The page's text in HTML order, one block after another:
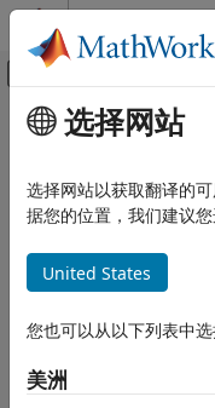
跳到内容
画布外导航菜
文档主页
Signal Processing Toolbox
平滑和去噪
Signal Processing Toolbox
描述性统计量
主要内容
求相关信号
三个不同位置的传感
号在不同时间到达分
将信号加载到
的传感器的编号。
选择网站
选择网站以获取翻译的
据您的位置，我们建议您
United States
您也可以从以下列表中选
美洲